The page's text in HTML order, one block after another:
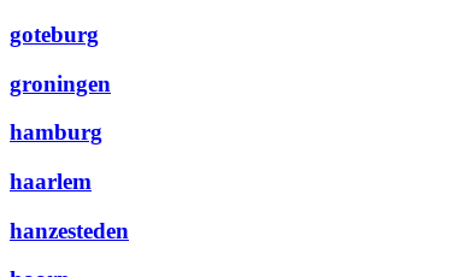
goteburg
groningen
hamburg
haarlem
hanzesteden